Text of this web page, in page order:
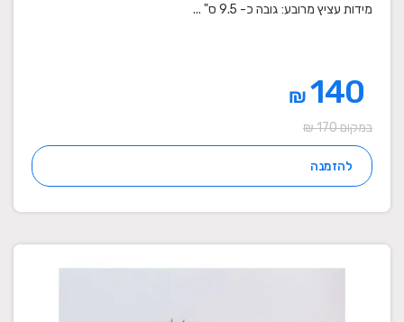
מידות עציץ מרובע: גובה כ- 9.5 ס" ...
₪
במקום 170 ₪
להזמנה